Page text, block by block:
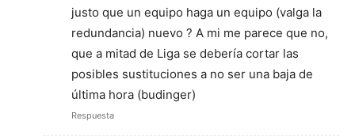
justo que un equipo haga un equipo (valga la
redundancia) nuevo ? A mi me parece que no,
que a mitad de Liga se debería cortar las
posibles sustituciones a no ser una baja de
última hora (budinger)
Respuesta